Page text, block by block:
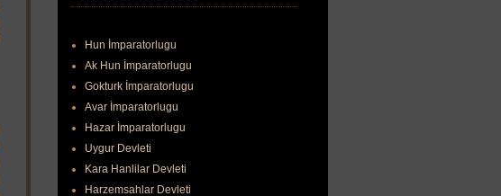
Hun İmparatorlugu
Ak Hun İmparatorlugu
Gokturk İmparatorlugu
Avar İmparatorlugu
Hazar İmparatorlugu
Uygur Devleti
Kara Hanlilar Devleti
Harzemsahlar Devleti